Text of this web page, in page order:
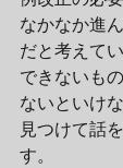
なかなか進
だと考えて
できないも
ないといけ
見つけて話
す。